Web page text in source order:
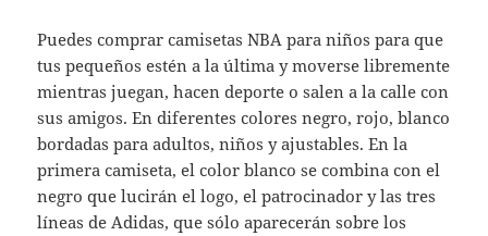
Puedes comprar camisetas NBA para niños para que
tus pequeños estén a la última y moverse libremente
mientras juegan, hacen deporte o salen a la calle con
sus amigos. En diferentes colores negro, rojo, blanco
bordadas para adultos, niños y ajustables. En la
primera camiseta, el color blanco se combina con el
negro que lucirán el logo, el patrocinador y las tres
líneas de Adidas, que sólo aparecerán sobre los